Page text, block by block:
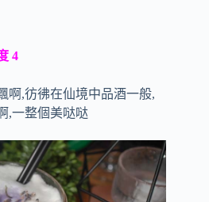
4
啊,彷彿在仙境中品酒一般,
,一整個美哒哒